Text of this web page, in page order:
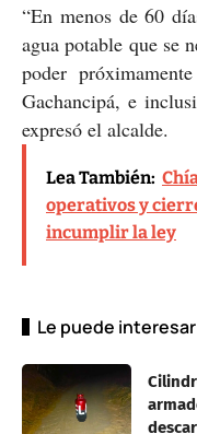
“En menos de 60
agua potable que se
poder
Gachancipá, e
expresó el alcalde.
Lea También:
operativos y
incumplir la ley
Le puede interesar